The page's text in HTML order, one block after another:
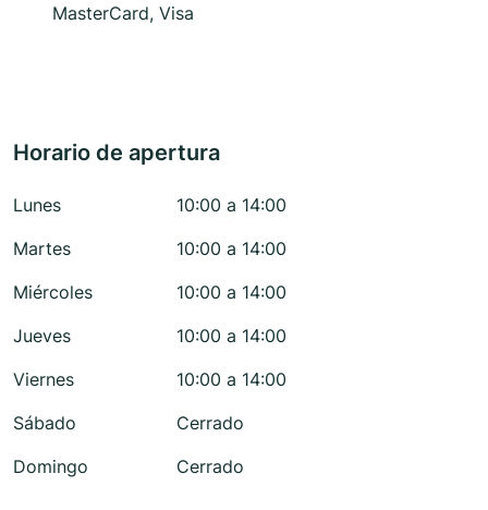
MasterCard, Visa
Horario de apertura
Lunes
10:00 a 14:00
Martes
10:00 a 14:00
Miércoles
10:00 a 14:00
Jueves
10:00 a 14:00
Viernes
10:00 a 14:00
Sábado
Cerrado
Domingo
Cerrado